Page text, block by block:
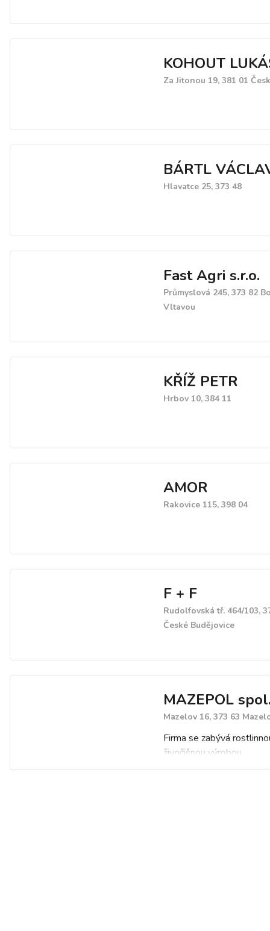
KOHOUT
Za Jitonou 19, 381 01
BÁRTL
Hlavatce 25, 373 48
Fast Agri s.r.o.
Průmyslová 245, 373 82
Vltavou
KŘÍŽ PETR
Hrbov 10, 384 11
AMOR
Rakovice 115, 398 04
F + F
Rudolfovská tř. 464/103,
České Budějovice
MAZEPOL
Mazelov 16, 373 63
Firma se zabývá
živočišnou výrobou.